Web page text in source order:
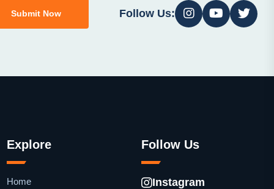
Submit Now Follow Us:
Explore
Home
Follow Us
Instagram